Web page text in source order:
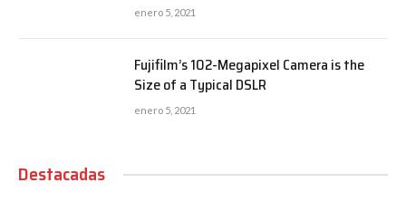
enero 5, 2021
Fujifilm’s 102-Megapixel Camera is the
Size of a Typical DSLR
enero 5, 2021
Destacadas